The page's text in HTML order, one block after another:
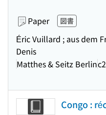
Paper 図書
Éric Vuillard ; aus dem
Denis
Matthes & Seitz Berlin
Congo :